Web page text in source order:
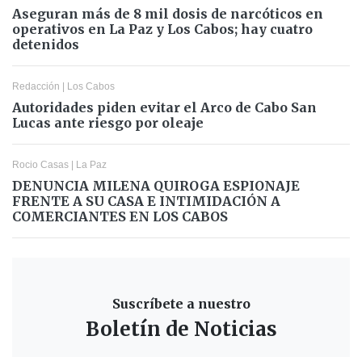
Aseguran más de 8 mil dosis de narcóticos en
operativos en La Paz y Los Cabos; hay cuatro
detenidos
Redacción Los Cabos
Autoridades piden evitar el Arco de Cabo San
Lucas ante riesgo por oleaje
Rocio Casas La Paz
DENUNCIA MILENA QUIROGA ESPIONAJE
FRENTE A SU CASA E INTIMIDACIÓN A
COMERCIANTES EN LOS CABOS
Suscríbete a nuestro
Boletín de Noticias